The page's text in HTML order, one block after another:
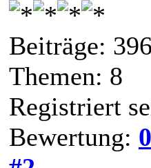
Beiträge: 396
Themen: 8
Registriert
Bewertung: 0